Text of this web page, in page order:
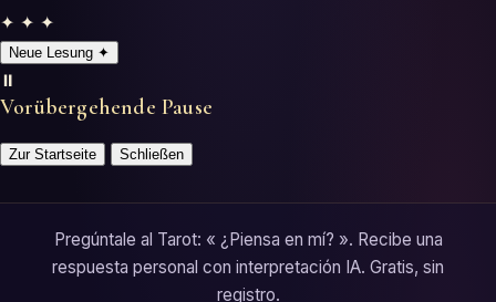
✦ ✦ ✦
Neue Lesung ✦
⏸️
Vorübergehende Pause
Zur Startseite Schließen
Pregúntale al Tarot: « ¿Piensa en mí? ». Recibe una
respuesta personal con interpretación IA. Gratis, sin
registro.